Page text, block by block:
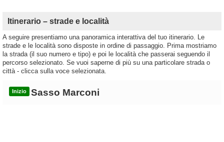
Itinerario – strade e località
A seguire presentiamo una panoramica interattiva del tuo itinerario. Le
strade e le località sono disposte in ordine di passaggio. Prima mostriamo
la strada (il suo numero e tipo) e poi le località che passerai seguendo il
percorso selezionato. Se vuoi saperne di più su una particolare strada o
città - clicca sulla voce selezionata.
Inizio Sasso Marconi